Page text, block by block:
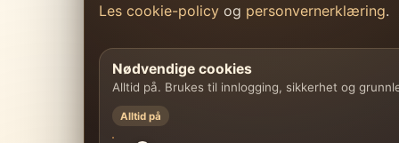
Les cookie-policy og personvernerklæring.
Nødvendige cookies
Alltid på. Brukes til innlogging, sikkerhet og
Alltid på